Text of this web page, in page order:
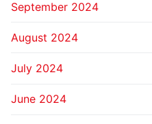
September 2024
August 2024
July 2024
June 2024